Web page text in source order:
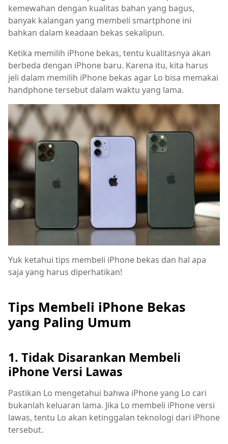
kemewahan dengan kualitas bahan yang bagus,
banyak kalangan yang membeli smartphone ini
bahkan dalam keadaan bekas sekalipun.
Ketika memilih iPhone bekas, tentu kualitasnya akan
berbeda dengan iPhone baru. Karena itu, kita harus
jeli dalam memilih iPhone bekas agar Lo bisa memakai
handphone tersebut dalam waktu yang lama.
Yuk ketahui tips membeli iPhone bekas dan hal apa
saja yang harus diperhatikan!
Tips Membeli iPhone Bekas
yang Paling Umum
1. Tidak Disarankan Membeli
iPhone Versi Lawas
Pastikan Lo mengetahui bahwa iPhone yang Lo cari
bukanlah keluaran lama. Jika Lo membeli iPhone versi
lawas, tentu Lo akan ketinggalan teknologi dari iPhone
tersebut.